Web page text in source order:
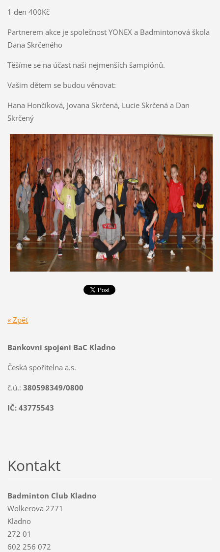
1 den 400Kč
Partnerem akce je společnost YONEX a Badmintonová škola
Dana Skrčeného
Těšíme se na účast naši nejmenších šampiónů.
Vašim dětem se budou věnovat:
Hana Hončíková, Jovana Skrčená, Lucie Skrčená a Dan
Skrčený
« Zpět
Bankovní spojení BaC Kladno
Česká spořitelna a.s.
č.ú.: 380598349/0800
IČ: 43775543
Kontakt
Badminton Club Kladno
Wolkerova 2771
Kladno
272 01
602 256 072